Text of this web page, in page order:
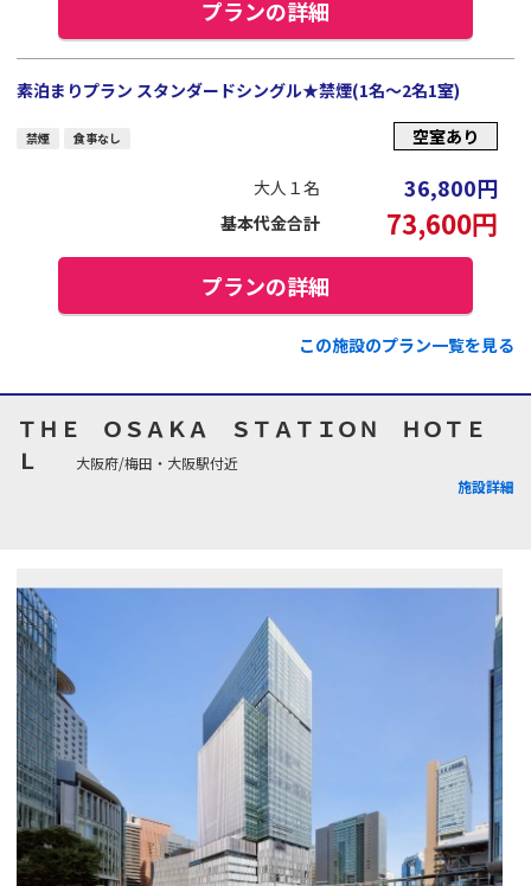
プランの詳細
素泊まりプラン スタンダードシングル★禁煙(1名～2名1室)
禁煙 食事なし 空室あり
大人１名 36,800円
基本代金合計 73,600円
プランの詳細
この施設のプラン一覧を見る
ＴＨＥ ＯＳＡＫＡ ＳＴＡＴＩＯＮ ＨＯＴＥ
Ｌ
大阪府/梅田・大阪駅付近
施設詳細